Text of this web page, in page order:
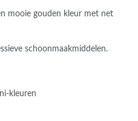
mooie gouden kleur met net
schoonmaakmiddelen.
kleuren